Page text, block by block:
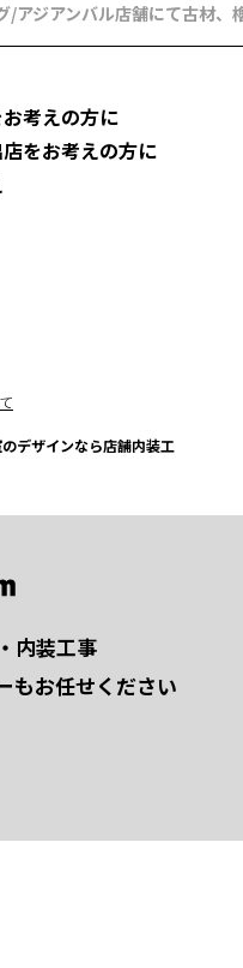
/アジアンバル店舗にて古材
考えの方に
をお考えの方に
デザインなら店舗内装工
内装工事
もお任せください